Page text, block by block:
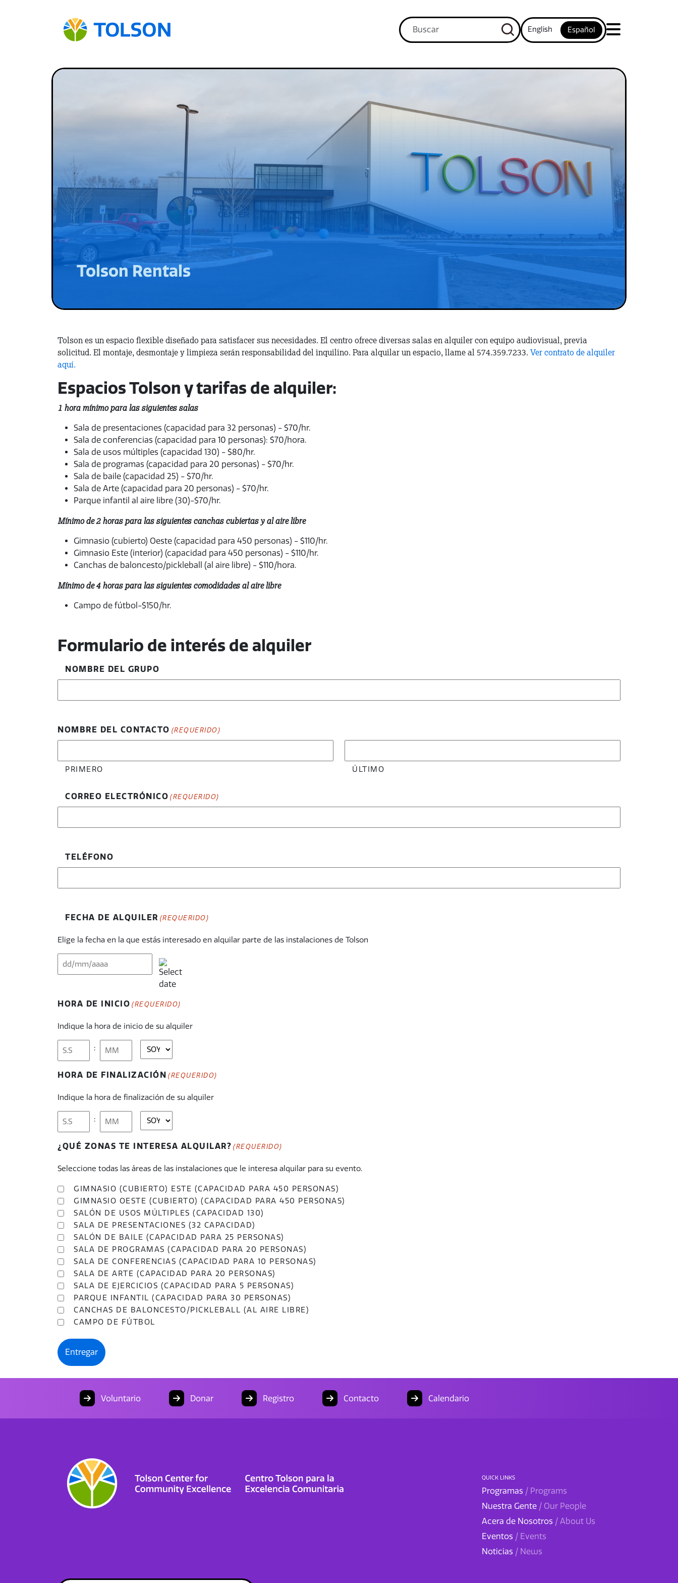
English Español
Tolson Rentals
Tolson es un espacio flexible diseñado para satisfacer sus necesidades. El centro ofrece diversas salas en alquiler con equipo audiovisual, previa
solicitud. El montaje, desmontaje y limpieza serán responsabilidad del inquilino. Para alquilar un espacio, llame al 574.359.7233. Ver contrato de alquiler
aquí.
Espacios Tolson y tarifas de alquiler:
1 hora mínimo para las siguientes salas
Sala de presentaciones (capacidad para 32 personas) - $70/hr.
Sala de conferencias (capacidad para 10 personas): $70/hora.
Sala de usos múltiples (capacidad 130) - $80/hr.
Sala de programas (capacidad para 20 personas) - $70/hr.
Sala de baile (capacidad 25) - $70/hr.
Sala de Arte (capacidad para 20 personas) - $70/hr.
Parque infantil al aire libre (30)-$70/hr.
Mínimo de 2 horas para las siguientes canchas cubiertas y al aire libre
Gimnasio (cubierto) Oeste (capacidad para 450 personas) - $110/hr.
Gimnasio Este (interior) (capacidad para 450 personas) - $110/hr.
Canchas de baloncesto/pickleball (al aire libre) - $110/hora.
Mínimo de 4 horas para las siguientes comodidades al aire libre
Campo de fútbol-$150/hr.
Formulario de interés de alquiler
NOMBRE DEL GRUPO
NOMBRE DEL CONTACTO (REQUERIDO)
PRIMERO ÚLTIMO
CORREO ELECTRÓNICO (REQUERIDO)
TELÉFONO
FECHA DE ALQUILER (REQUERIDO)
Elige la fecha en la que estás interesado en alquilar parte de las instalaciones de Tolson
Barra
Barra
DD
AAAA
HORA DE INICIO (REQUERIDO)
Indique la hora de inicio de su alquiler
:
AM
PM
HORA DE FINALIZACIÓN (REQUERIDO)
Indique la hora de finalización de su alquiler
HORAS
:
AM
PM
¿QUÉ ZONAS TE INTERESA ALQUILAR? (REQUERIDO)
Seleccione todas las áreas de las instalaciones que le interesa alquilar para su evento.
GIMNASIO (CUBIERTO) ESTE (CAPACIDAD PARA 450 PERSONAS)
GIMNASIO OESTE (CUBIERTO) (CAPACIDAD PARA 450 PERSONAS)
SALÓN DE USOS MÚLTIPLES (CAPACIDAD 130)
SALA DE PRESENTACIONES (32 CAPACIDAD)
SALÓN DE BAILE (CAPACIDAD PARA 25 PERSONAS)
SALA DE PROGRAMAS (CAPACIDAD PARA 20 PERSONAS)
SALA DE CONFERENCIAS (CAPACIDAD PARA 10 PERSONAS)
SALA DE ARTE (CAPACIDAD PARA 20 PERSONAS)
SALA DE EJERCICIOS (CAPACIDAD PARA 5 PERSONAS)
PARQUE INFANTIL (CAPACIDAD PARA 30 PERSONAS)
CANCHAS DE BALONCESTO/PICKLEBALL (AL AIRE LIBRE)
CAMPO DE FÚTBOL
Voluntario Donar Registro Contacto Calendario
QUICK LINKS
Programas / Programs
Nuestra Gente / Our People
Acera de Nosotros / About Us
Eventos / Events
Noticias / News